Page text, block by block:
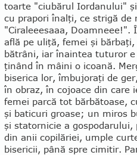
toarte "ciubărul Ior­danului"
cu prapori înalţi, ce strigă de
"Ci­ra­leeesaaa, Doam­neee!".
află pe uliţă, femei şi
bătrâni, iar înaintea tuturor
ţinând în mâini o icoa­nă.
biserica lor, îmbujoraţi de
în obraz, în cojoace din care
femei parcă tot bărbă­toase,
şi baticuri groase; un miros
şi statornicie a gospo­darului,
din anii copilăriei, umple
bisericii, până spre cimitir.